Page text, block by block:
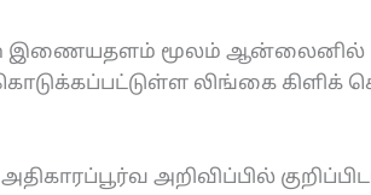
இணையதளம் மூலம் ஆன்லைனில்
லிங்கை கிளிக்
அறிவிப்பில்